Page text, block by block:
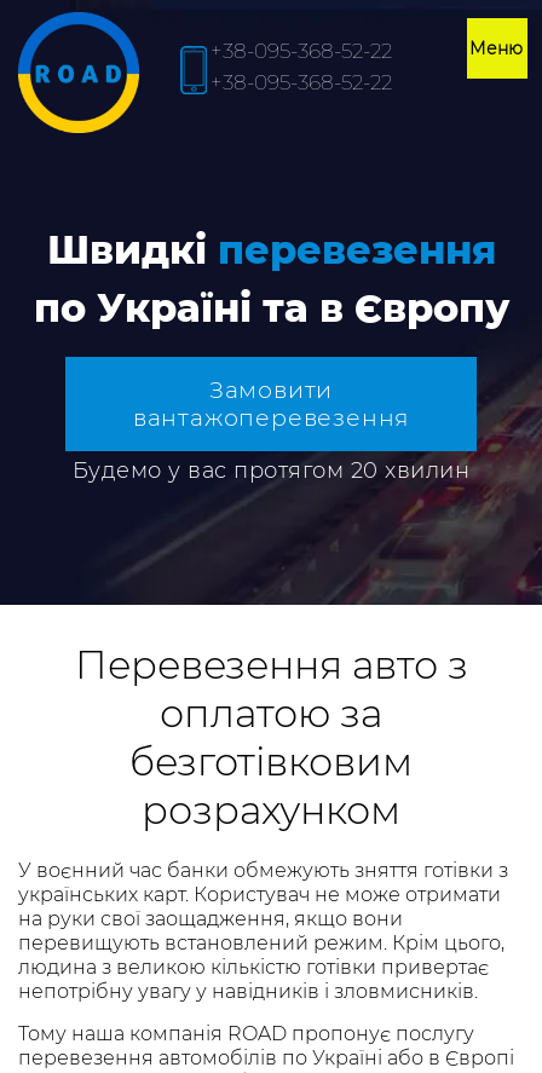
+38-095-368-52-22
+38-095-368-52-22
Швидкі перевезення
по Україні та в Європу
Замовити
вантажоперевезення
Будемо у вас протягом 20 хвилин
Перевезення авто з
оплатою за
безготівковим
розрахунком
У воєнний час банки обмежують зняття готівки з
українських карт. Користувач не може отримати
на руки свої заощадження, якщо вони
перевищують встановлений режим. Крім цього,
людина з великою кількістю готівки привертає
непотрібну увагу у навідників і зловмисників.
Тому наша компанія ROAD пропонує послугу
перевезення автомобілів по Україні або в Європі